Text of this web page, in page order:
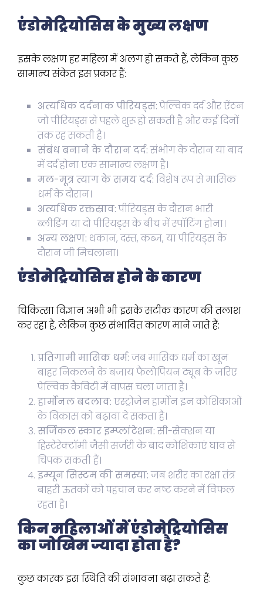
एंडोमेट्रियोसिस के मुख्य लक्षण
इसके लक्षण हर महिला में अलग हो सकते हैं, लेकिन कुछ
सामान्य संकेत इस प्रकार हैं:
अत्यधिक दर्दनाक पीरियड्स:पेल्विक दर्द और ऐंठन
जो पीरियड्स से पहले शुरू हो सकती है और कई दिनों
तक रह सकती है।
संबंध बनाने के दौरान दर्द:संभोग के दौरान या बाद
में दर्द होना एक सामान्य लक्षण है।
मल-मूत्र त्याग के समय दर्द:विशेष रूप से मासिक
धर्म के दौरान।
अत्यधिक रक्तस्राव:पीरियड्स के दौरान भारी
ब्लीडिंग या दो पीरियड्स के बीच में स्पॉटिंग होना।
अन्य लक्षण: थकान, दस्त, कब्ज, या पीरियड्स के
दौरान जी मिचलाना।
एंडोमेट्रियोसिस होने के कारण
चिकित्सा विज्ञान अभी भी इसके सटीक कारण की तलाश
कर रहा है, लेकिन कुछ संभावित कारण माने जाते हैं:
प्रतिगामी मासिक धर्म:जब मासिक धर्म का खून
बाहर निकलने के बजाय फैलोपियन ट्यूब के जरिए
पेल्विक कैविटी में वापस चला जाता है।
हार्मोनल बदलाव:एस्ट्रोजेन हार्मोन इन कोशिकाओं
के विकास को बढ़ावा दे सकता है।
सर्जिकल स्कार इम्प्लांटेशन:सी-सेक्शन या
हिस्टेरेक्टॉमी जैसी सर्जरी के बाद कोशिकाएं घाव से
चिपक सकती हैं।
इम्यून सिस्टम की समस्या:जब शरीर का रक्षा तंत्र
बाहरी ऊतकों को पहचान कर नष्ट करने में विफल
रहता है।
किन महिलाओं में एंडोमेट्रियोसिस
का जोखिम ज्यादा होता है?
कुछ कारक इस स्थिति की संभावना बढ़ा सकते हैं: